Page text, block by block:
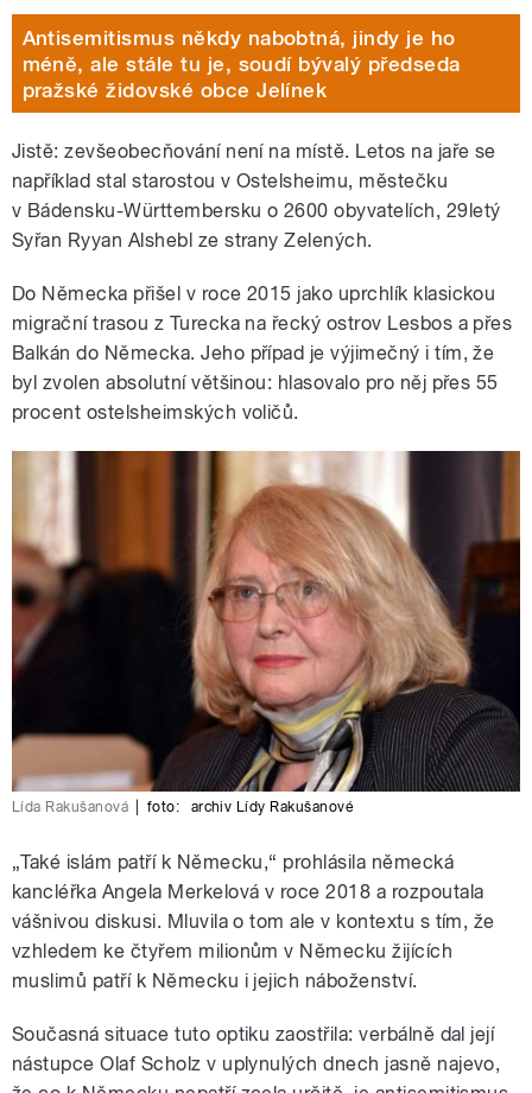
Antisemitismus někdy nabobtná, jindy je ho
méně, ale stále tu je, soudí bývalý předseda
pražské židovské obce Jelínek
Jistě: zevšeobecňování není na místě. Letos na jaře se
například stal starostou v Ostelsheimu, městečku
v Bádensku-Württembersku o 2600 obyvatelích, 29letý
Syřan Ryyan Alshebl ze strany Zelených.
Do Německa přišel v roce 2015 jako uprchlík klasickou
migrační trasou z Turecka na řecký ostrov Lesbos a přes
Balkán do Německa. Jeho případ je výjimečný i tím, že
byl zvolen absolutní většinou: hlasovalo pro něj přes 55
procent ostelsheimských voličů.
Lída Rakušanová foto: archiv Lídy Rakušanové
„Také islám patří k Německu,“ prohlásila německá
kancléřka Angela Merkelová v roce 2018 a rozpoutala
vášnivou diskusi. Mluvila o tom ale v kontextu s tím, že
vzhledem ke čtyřem milionům v Německu žijících
muslimů patří k Německu i jejich náboženství.
Současná situace tuto optiku zaostřila: verbálně dal její
nástupce Olaf Scholz v uplynulých dnech jasně najevo,